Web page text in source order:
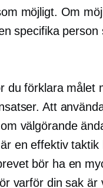
möjligt. Om
specifika person
du förklara målet
Att
välgörande
en effektiv taktik
bör ha en
varför din sak är